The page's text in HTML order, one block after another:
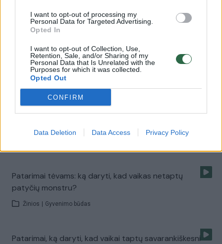
I want to opt-out of processing my
Personal Data for Targeted Advertising.
Opted In
I want to opt-out of Collection, Use,
Retention, Sale, and/or Sharing of my
Personal Data that Is Unrelated with the
Purposes for which it was collected.
Opted Out
CONFIRM
Data Deletion Data Access Privacy Policy
Patarimai, kaip mokyti vaikus labiau pasitikėti savimi
Vaikams tobulėti padeda refleksijos metodas
Žinios | Lietuvos diena
Patarimai tėvams: ką daryti, kad vaikas netaptų
patyčių monstru?
Žinios Gyvenimo būdas
Patarimai, ką daryti, kad vaikai taptų savarankiškesni